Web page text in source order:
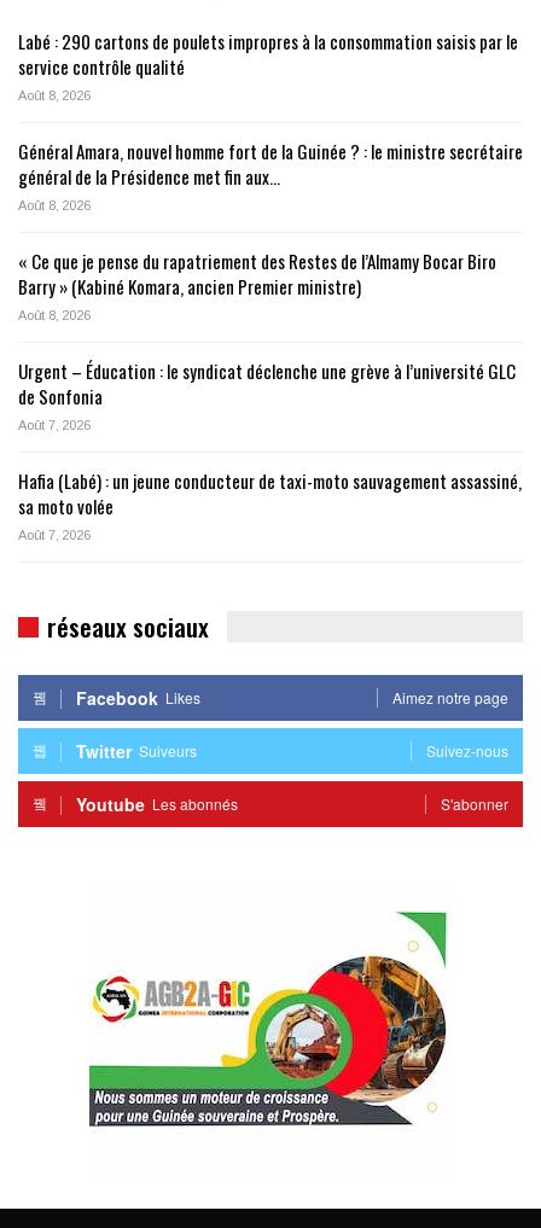
Labé : 290 cartons de poulets impropres à la consommation saisis par le
service contrôle qualité
Août 8, 2026
Général Amara, nouvel homme fort de la Guinée ? : le ministre secrétaire
général de la Présidence met fin aux…
Août 8, 2026
« Ce que je pense du rapatriement des Restes de l’Almamy Bocar Biro
Barry » (Kabiné Komara, ancien Premier ministre)
Août 8, 2026
Urgent – Éducation : le syndicat déclenche une grève à l’université GLC
de Sonfonia
Août 7, 2026
Hafia (Labé) : un jeune conducteur de taxi-moto sauvagement assassiné,
sa moto volée
Août 7, 2026
réseaux sociaux
Facebook Likes Aimez notre page
Twitter Suiveurs Suivez-nous
Youtube Les abonnés S'abonner